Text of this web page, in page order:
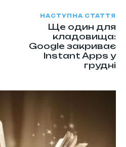
НАСТУПНА СТАТТЯ
Ще один для
кладовища:
Google закриває
Instant Apps у
грудні